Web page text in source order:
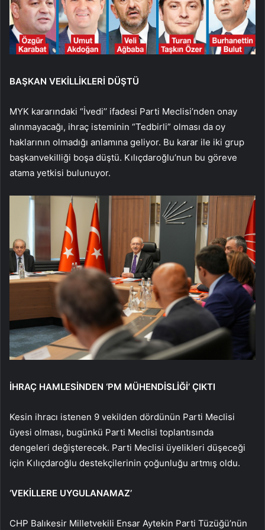
BAŞKAN VEKİLLİKLERİ DÜŞTÜ
MYK kararındaki “İvedi’’ ifadesi Parti Meclisi’nden onay
alınmayacağı, ihraç isteminin “Tedbirli” olması da oy
haklarının olmadığı anlamına geliyor. Bu karar ile iki grup
başkanvekilliği boşa düştü. Kılıçdaroğlu’nun bu göreve
atama yetkisi bulunuyor.
İHRAÇ HAMLESİNDEN ‘PM MÜHENDİSLİĞİ’ ÇIKTI
Kesin ihracı istenen 9 vekilden dördünün Parti Meclisi
üyesi olması, bugünkü Parti Meclisi toplantısında
dengeleri değişterecek. Parti Meclisi üyelikleri düşeceği
için Kılıçdaroğlu destekçilerinin çoğunluğu artmış oldu.
‘VEKİLLERE UYGULANAMAZ’
CHP Balıkesir Milletvekili Ensar Aytekin Parti Tüzüğü’nün